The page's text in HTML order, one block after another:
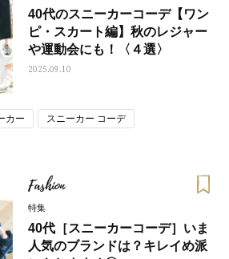
40代のスニーカーコーデ【ワン
ピ・スカート編】秋のレジャー
や運動会にも！〈４選〉
2025.09.10
カー スニーカー コーデ
Fashion
特集
40代［スニーカーコーデ］いま
人気のブランドは？キレイめ派